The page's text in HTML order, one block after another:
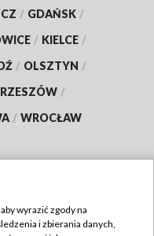
/ GDAŃSK /
/ KIELCE /
/ OLSZTYN /
RZESZÓW /
/ WROCŁAW
wyrazić zgody na
i zbierania danych,